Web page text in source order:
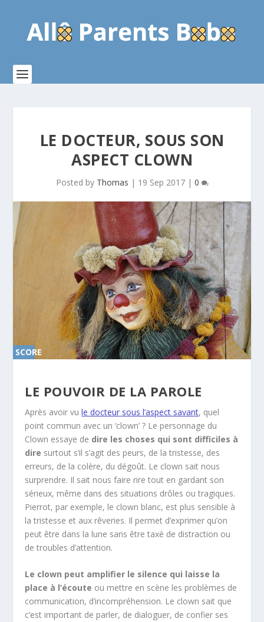
LE DOCTEUR, SOUS SON
ASPECT CLOWN
Posted by Thomas | 19 Sep 2017| 0
SCORE
LE POUVOIR DE LA PAROLE
Après avoir vule docteur sous l’aspect savant, quel
point commun avec un ‘clown’ ? Le personnage du
Clown essaye de dire les choses qui sont difficiles à
dire surtout s’il s’agit des peurs, de la tristesse, des
erreurs, de la colère, du dégoût. Le clown sait nous
surprendre. Il sait nous faire rire tout en gardant son
sérieux, même dans des situations drôles ou tragiques.
Pierrot, par exemple, le clown blanc, est plus sensible à
la tristesse et aux rêveries. Il permet d’exprimer qu’on
peut être dans la lune sans être taxé de distraction ou
de troubles d’attention.
Le clown peut amplifier le silence qui laisse la
place à l’écoute ou mettre en scène les problèmes de
communication, d’incompréhension. Le clown sait que
c’est important de parler, de dialoguer, de confier ses